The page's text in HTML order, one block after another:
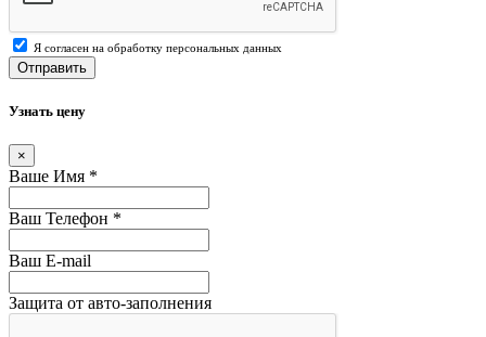
Я согласен на обработку персональных данных
Отправить
Узнать цену
×
Ваше Имя *
Ваш Телефон *
Ваш E-mail
Защита от авто-заполнения